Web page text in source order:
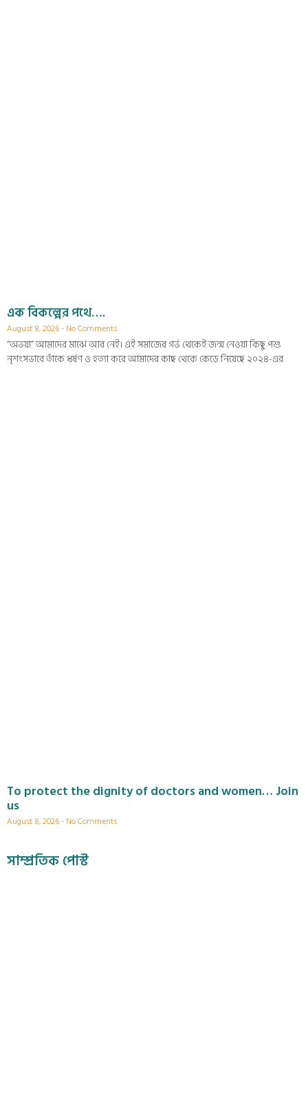
এক বিকল্পের পথে….
August 8, 2026 No Comments
“অভয়া” আমাদের মাঝে আর নেই। এই সমাজের গর্ভ থেকেই জন্ম নেওয়া কিছু পশু
নৃশংসভাবে তাঁকে ধর্ষণ ও হত্যা করে আমাদের কাছ থেকে কেড়ে নিয়েছে ২০২৪-এর
To protect the dignity of doctors and women… Join
us
August 8, 2026 No Comments
সাম্প্রতিক পোস্ট